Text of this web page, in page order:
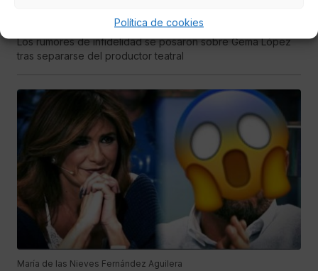
Política de cookies
Los rumores de infidelidad se posaron sobre Gema López
tras separarse del productor teatral
María de las Nieves Fernández Aguilera